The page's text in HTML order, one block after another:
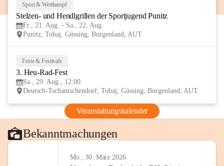
Sport & Wettkampf
Stelzen- und Hendlgrillen der Sportjugend Punitz
Fr., 21. Aug. - Sa., 22. Aug.
Punitz, Tobaj, Güssing, Burgenland, AUT
Feste & Festivals
3. Heu-Rad-Fest
Sa., 29. Aug., 12:00
Deutsch-Tschantschendorf, Tobaj, Güssing, Burgenland, AUT
Veranstaltungskalender
Bekanntmachungen
Mo., 30. März 2026